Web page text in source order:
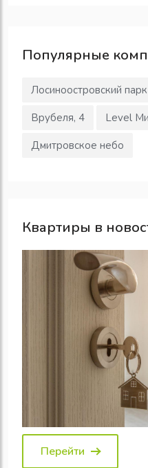
Популярные
Лосиноостровский парк
Врубеля, 4
Level
Дмитровское небо
Квартиры в
Перейти